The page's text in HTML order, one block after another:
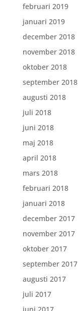
februari 2019
januari 2019
december 2018
november 2018
oktober 2018
september 2018
augusti 2018
juli 2018
juni 2018
maj 2018
april 2018
mars 2018
februari 2018
januari 2018
december 2017
november 2017
oktober 2017
september 2017
augusti 2017
juli 2017